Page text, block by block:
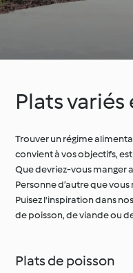
Plats
Trouver un régime
convient à vos objectifs,
Que devriez-vous manger
Personne d’autre que
Puisez l'inspiration dans
de poisson, de viande ou
Plats de poisson